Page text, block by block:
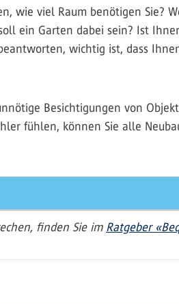
wie viel Raum benötigen Sie?
ein Garten dabei sein? Ist
wichtig ist, dass
Besichtigungen von
fühlen, können Sie alle
finden Sie im Ratgeber